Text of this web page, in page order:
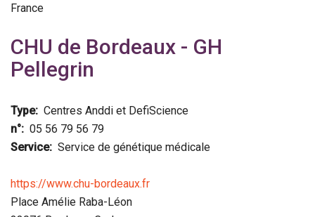
France
CHU de Bordeaux - GH
Pellegrin
Type
Centres Anddi et DefiScience
n°
05 56 79 56 79
Service
Service de génétique médicale
https://www.chu-bordeaux.fr
Place Amélie Raba-Léon